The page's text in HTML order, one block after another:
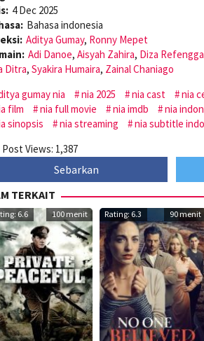
4 Dec 2025
Bahasa indonesia
Aditya Gumay, Ronny Mepet
Adi Danoe, Aisyah Zahira, Diza Refengga
Ditra, Syakira Humaira, Zainal Chaniago
gumay nia
nia 2025 nia cast
nia
film
nia full movie nia imdb
nia
sinopsis
nia streaming
nia subtitle
Post Views: 1,387
Sebarkan
TERKAIT
6.6 100 menit Rating: 6.3 90 menit